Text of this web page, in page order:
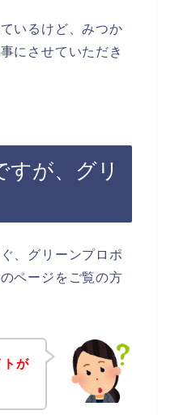
いるけど、みつか
にさせていただき
が、グリ
、グリーンプロポ
ページをご覧の方
トが